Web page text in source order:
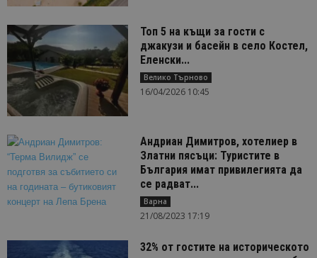
Топ 5 на къщи за гости с
джакузи и басейн в село Костел,
Еленски...
Велико Търново
16/04/2026 10:45
Андриан Димитров, хотелиер в
Златни пясъци: Туристите в
България имат привилегията да
се радват...
Варна
21/08/2023 17:19
32% от гостите на историческото